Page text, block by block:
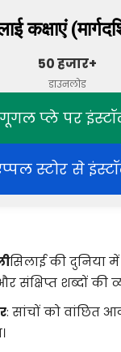
कक्षाएं
50 हजार+
डाउनलोड
गूगल प्ले पर
स्टोर से
सिलाई की दुनिया
संक्षिप्त शब्दों की
: सांचों को वांछित